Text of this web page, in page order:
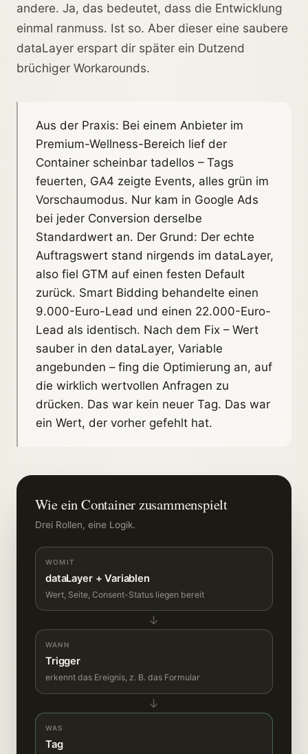
andere. Ja, das bedeutet, dass die Entwicklung
einmal ranmuss. Ist so. Aber dieser eine saubere
dataLayer erspart dir später ein Dutzend
brüchiger Workarounds.
Aus der Praxis: Bei einem Anbieter im
Premium-Wellness-Bereich lief der
Container scheinbar tadellos – Tags
feuerten, GA4 zeigte Events, alles grün im
Vorschaumodus. Nur kam in Google Ads
bei jeder Conversion derselbe
Standardwert an. Der Grund: Der echte
Auftragswert stand nirgends im dataLayer,
also fiel GTM auf einen festen Default
zurück. Smart Bidding behandelte einen
9.000-Euro-Lead und einen 22.000-Euro-
Lead als identisch. Nach dem Fix – Wert
sauber in den dataLayer, Variable
angebunden – fing die Optimierung an, auf
die wirklich wertvollen Anfragen zu
drücken. Das war kein neuer Tag. Das war
ein Wert, der vorher gefehlt hat.
Wie ein Container zusammenspielt
Drei Rollen, eine Logik.
WOMIT
dataLayer + Variablen
Wert, Seite, Consent-Status liegen bereit
→
WANN
Trigger
erkennt das Ereignis, z. B. das Formular
→
WAS
Tag